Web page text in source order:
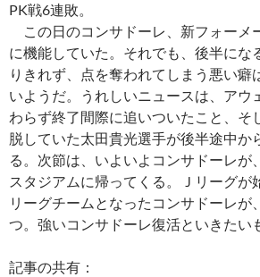
PK戦6連敗。
この日のコンサドーレ、新フォーメ
に機能していた。それでも、後半にな
りきれず、点を奪われてしまう悪い癖
いようだ。うれしいニュースは、アウ
わらず終了間際に追いついたこと、そ
脱していた太田貴光選手が後半途中か
る。次節は、いよいよコンサドーレが
スタジアムに帰ってくる。Ｊリーグが
リーグチームとなったコンサドーレが
つ。強いコンサドーレ復活といきたい
記事の共有：